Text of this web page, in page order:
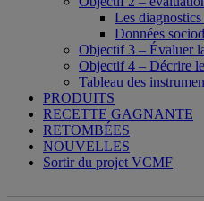
Les diagnostics
Données
Objectif 3 – Évaluer
Objectif 4 – Décrire
Tableau des
PRODUITS
RECETTE GAGNANTE
RETOMBÉES
NOUVELLES
Sortir du projet VCMF